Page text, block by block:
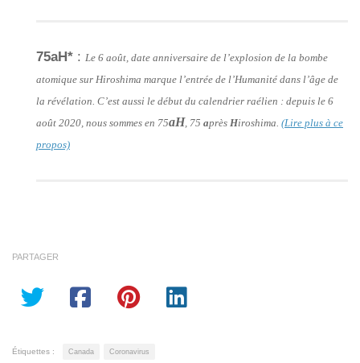
75aH* : Le 6 août, date anniversaire de l’explosion de la bombe
atomique sur Hiroshima marque l’entrée de l’Humanité dans l’âge de
la révélation. C’est aussi le début du calendrier raélien : depuis le 6
août 2020, nous sommes en 75aH, 75 après Hiroshima. (Lire plus à ce
propos)
PARTAGER
Étiquettes : Canada Coronavirus